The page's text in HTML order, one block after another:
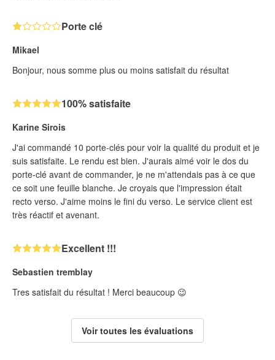
Porte clé
Mikael
Bonjour, nous somme plus ou moins satisfait du résultat
100% satisfaite
Karine Sirois
J'ai commandé 10 porte-clés pour voir la qualité du produit et je
suis satisfaite. Le rendu est bien. J'aurais aimé voir le dos du
porte-clé avant de commander, je ne m'attendais pas à ce que
ce soit une feuille blanche. Je croyais que l'impression était
recto verso. J'aime moins le fini du verso. Le service client est
très réactif et avenant.
Excellent !!!
Sebastien tremblay
Tres satisfait du résultat ! Merci beaucoup 😉
Voir toutes les évaluations